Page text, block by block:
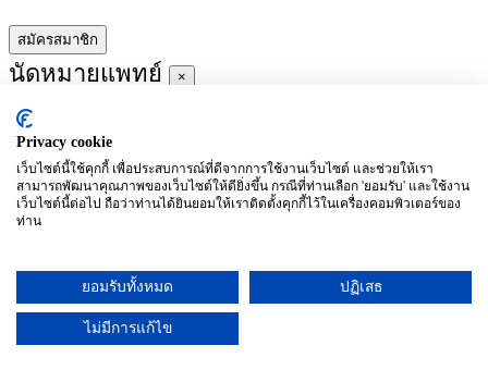
สมัครสมาชิก
นัดหมายแพทย์ ×
ผู้ชำนาญการ
ประจำ :
อาทิตย์
จันทร์
(27/09)
อังคาร
(28/09)
พุธ
พฤหัสบดี
ศุกร์
เสาร์
Privacy cookie
เว็บไซต์นี้ใช้คุกกี้ เพื่อประสบการณ์ที่ดีจากการใช้งานเว็บไซต์ และช่วยให้เรา
สามารถพัฒนาคุณภาพของเว็บไซต์ให้ดียิ่งขึ้น กรณีที่ท่านเลือก 'ยอมรับ' และใช้งาน
เว็บไซต์นี้ต่อไป ถือว่าท่านได้ยินยอมให้เราติดตั้งคุกกี้ไว้ในเครื่องคอมพิวเตอร์ของ
ท่าน
ยอมรับทั้งหมด ปฏิเสธ
ไม่มีการแก้ไข